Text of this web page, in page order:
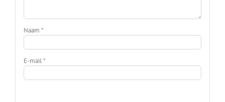
Naam *
E-mail*